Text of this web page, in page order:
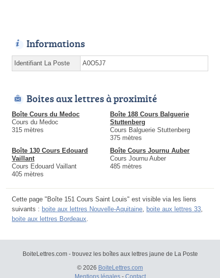
Informations
Identifiant La Poste A0O5J7
Boites aux lettres à proximité
Boîte Cours du Medoc
Cours du Medoc
315 mètres
Boîte 188 Cours Balguerie
Stuttenberg
Cours Balguerie Stuttenberg
375 mètres
Boîte 130 Cours Edouard
Vaillant
Cours Edouard Vaillant
405 mètres
Boîte Cours Journu Auber
Cours Journu Auber
485 mètres
Cette page "Boîte 151 Cours Saint Louis" est visible via les liens
suivants : boite aux lettres Nouvelle-Aquitaine boite aux lettres 33
boite aux lettres Bordeaux
BoiteLettres.com - trouvez les boîtes aux lettres jaune de La Poste
© 2026 BoiteLettres.com
Mentions légales- Contact